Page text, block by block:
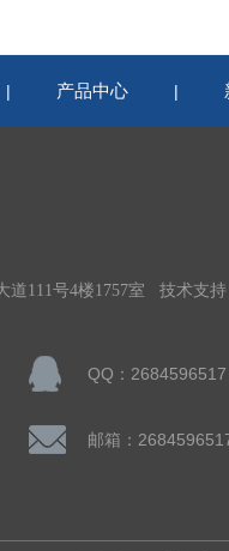
| 产品中心 |
道111号4楼1757室 技术支
QQ：2684596517
邮箱：